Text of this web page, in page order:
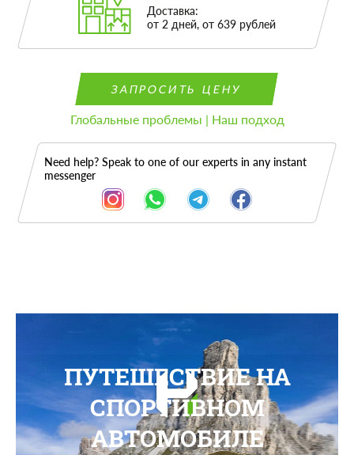
Доставка:
от 2 дней, от 639 рублей
ЗАПРОСИТЬ ЦЕНУ
Глобальные проблемы | Наш подход
Need help? Speak to one of our experts in any instant
messenger
ПУТЕШЕСТВИЕ НА
СПОРТИВНОМ
АВТОМОБИЛЕ